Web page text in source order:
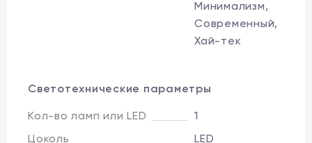
Минимализм,
Современный,
Хай-тек
Светотехнические параметры
Кол-во ламп или LED
1
Цоколь
LED